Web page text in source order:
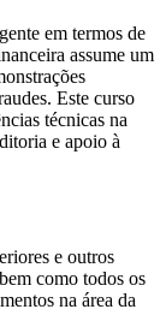
em termos de
assume um
Este curso
técnicas na
e apoio à
e outros
como todos os
na área da